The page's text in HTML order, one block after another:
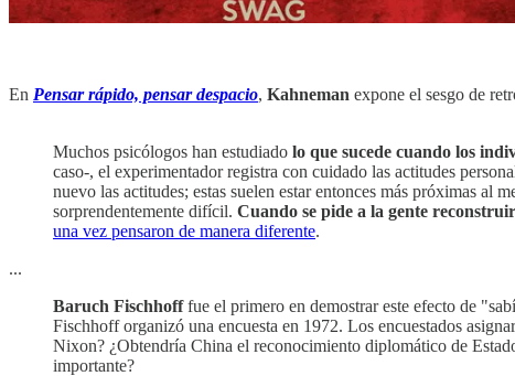
En Pensar rápido, pensar despacio, Kahneman expone el sesgo de
Muchos psicólogos han estudiado lo que sucede cuando los
caso-, el experimentador registra con cuidado las actitudes
nuevo las actitudes; estas suelen estar entonces más próximas al
sorprendentemente difícil. Cuando se pide a la gente
una vez pensaron de manera diferente.
...
Baruch Fischhofffue el primero en demostrar este efecto de
Fischhoff organizó una encuesta en 1972. Los encuestados
Nixon? ¿Obtendría China el reconocimiento diplomático de
importante?